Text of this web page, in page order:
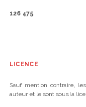
126 475
LICENCE
Sauf mention contraire,
auteur et le sont sous la